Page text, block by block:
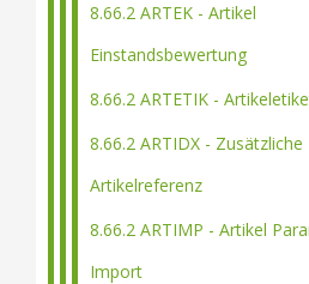
8.66.2 ARTEK - Artikel
Einstandsbewertung
8.66.2 ARTETIK -
8.66.2 ARTIDX - Zusätzliche
Artikelreferenz
8.66.2 ARTIMP - Artikel
Import